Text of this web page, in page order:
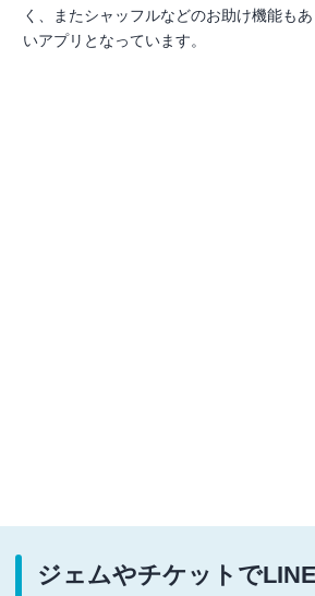
く、またシャッフルなどのお助け機能も
いアプリとなっています。
ジェムやチケットで